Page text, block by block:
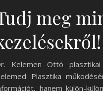
meg
Kelemen Ottó
Plasztika
hanem külön-